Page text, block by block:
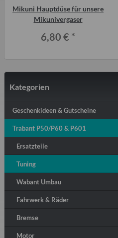
Mikuni Hauptdüse für unsere
Mikunivergaser
6,80 € *
Kategorien
Geschenkideen & Gutscheine
Trabant P50/P60 & P601
Ersatzteile
Tuning
Wabant Umbau
Fahrwerk & Räder
Bremse
Motor